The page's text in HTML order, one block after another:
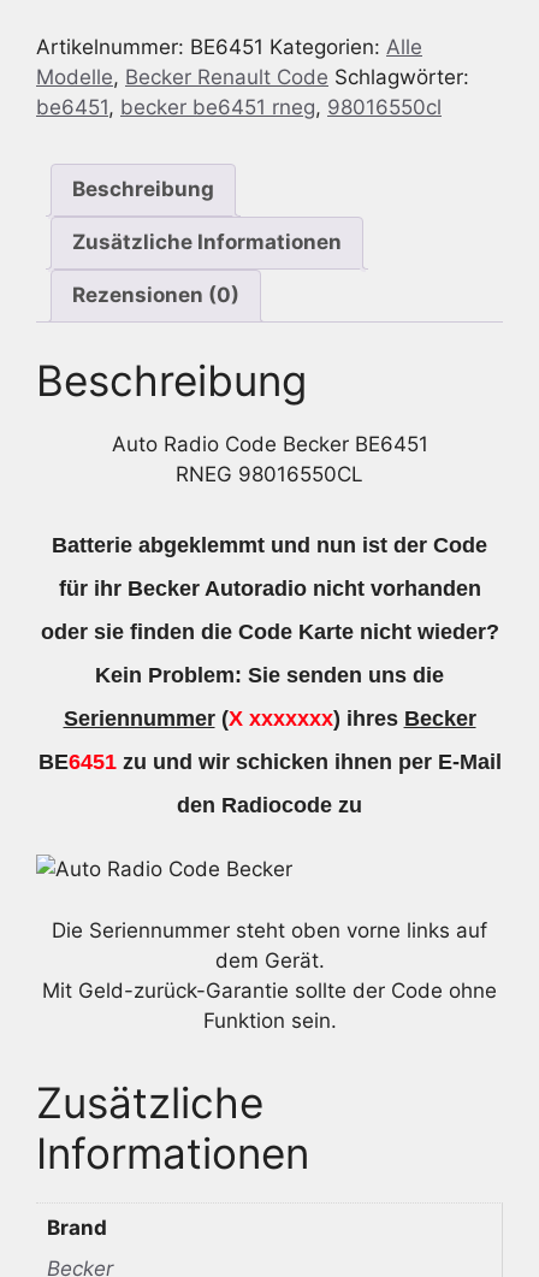
BE6451
RNEG
Menge
Artikelnummer: BE6451 Kategorien: Alle
Modelle, Becker Renault Code Schlagwörter:
be6451, becker be6451 rneg, 98016550cl
Beschreibung
Zusätzliche Informationen
Rezensionen (0)
Beschreibung
Auto Radio Code Becker BE6451
RNEG 98016550CL
Batterie abgeklemmt und nun ist der Code
für ihr Becker Autoradio nicht vorhanden
oder sie finden die Code Karte nicht wieder?
Kein Problem: Sie senden uns die
Seriennummer(X xxxxxxx) ihres Becker
BE6451zu und wir schicken ihnen per E-Mail
den Radiocode zu
Die Seriennummer steht oben vorne links auf
dem Gerät.
Mit Geld-zurück-Garantie sollte der Code ohne
Funktion sein.
Zusätzliche
Informationen
Brand
Becker